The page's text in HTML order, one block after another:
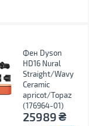
Фен Dyson
HD16 Nural
Straight/Wavy
Ceramic
apricot/Topaz
(176964-01)
25989₴